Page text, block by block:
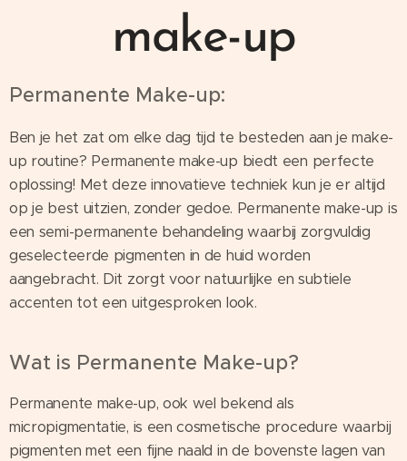
make-up
Permanente Make-up:
Ben je het zat om elke dag tijd te besteden aan je make-
up routine? Permanente make-up biedt een perfecte
oplossing! Met deze innovatieve techniek kun je er altijd
op je best uitzien, zonder gedoe. Permanente make-up is
een semi-permanente behandeling waarbij zorgvuldig
geselecteerde pigmenten in de huid worden
aangebracht. Dit zorgt voor natuurlijke en subtiele
accenten tot een uitgesproken look.
Wat is Permanente Make-up?
Permanente make-up, ook wel bekend als
micropigmentatie, is een cosmetische procedure waarbij
pigmenten met een fijne naald in de bovenste lagen van